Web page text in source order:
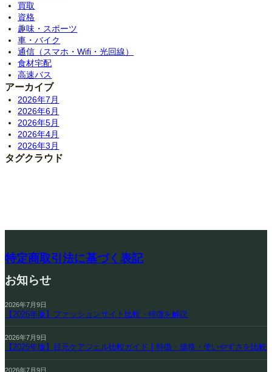
買取
資格
趣味・スポーツ
車・バイク
通信（スマホ・Wifi・光回線）
食材宅配
高速バス
アーカイブ
2026年7月
2026年6月
2026年5月
2026年4月
2026年3月
タグクラウド
特定商取引法に基づく表記
お知らせ
2026年7月9日
【2026年版】ファッションサイト比較・特徴を解説
2026年7月9日
【2026年版】目元ケアジェル比較ガイド｜特徴・価格・使いやすさを比較
2026年7月9日